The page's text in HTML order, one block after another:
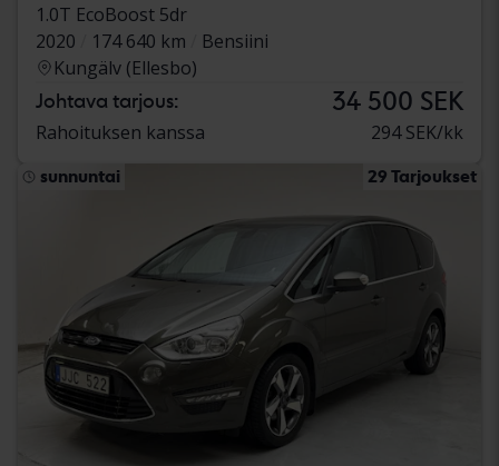
1.0T EcoBoost 5dr
2020
174 640 km
Bensiini
Kungälv (Ellesbo)
Johtava tarjous: 34 500 SEK
Rahoituksen kanssa 294 SEK/kk
sunnuntai 29 Tarjoukset